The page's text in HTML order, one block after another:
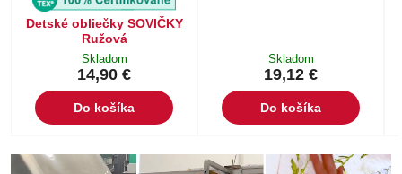
Detské obliečky SOVIČKY
Ružová
Skladom
14,90 €
Do košíka
Skladom
19,12 €
Do košíka